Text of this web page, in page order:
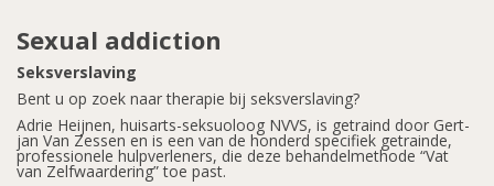
Sexual addiction
Seksverslaving
Bent u op zoek naar therapie bij seksverslaving?
Adrie Heijnen, huisarts-seksuoloog NVVS, is getraind door Gert-
jan Van Zessen en is een van de honderd specifiek getrainde,
professionele hulpverleners, die deze behandelmethode “Vat
van Zelfwaardering” toe past.